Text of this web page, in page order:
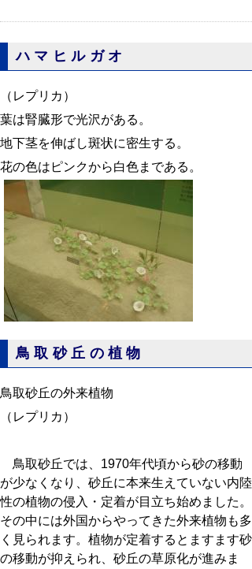
ハマヒルガオ
（レプリカ）
葉は腎臓形で光沢がある。
地下茎を伸ばし斑状に密生する。
花の色はピンクから白色まである。
鳥取砂丘の植物
鳥取砂丘の外来植物
（レプリカ）
鳥取砂丘では、1970年代頃から砂の移動
が少なくなり、砂丘に本来生えていない内陸
性の植物の侵入・定着が目立ち始めました。
その中には外国からやってきた外来植物も多
く見られます。植物が定着するとますます砂
の移動が抑えられ、砂丘の草原化が進みま